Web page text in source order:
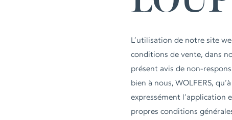
L’utilisation de notre site
conditions de vente, dans
présent avis de non-
bien à nous, WOLFERS,
expressément l’application
propres conditions